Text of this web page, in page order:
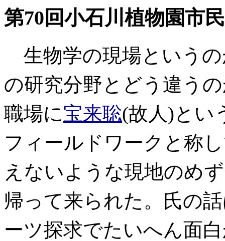
第70回小石川植物園市
生物学の現場という
の研究分野とどう違う
職場に宝来聡(故人)とい
フィールドワークと称
えないような現地のめ
帰って来られた。氏の
ーツ探求でたいへん面